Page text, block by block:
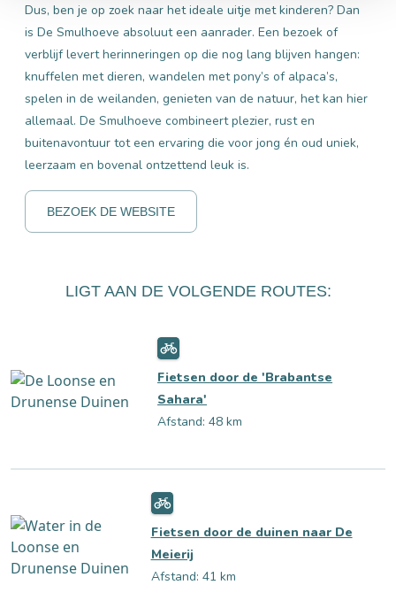
Dus, ben je op zoek naar het ideale uitje met kinderen? Dan
is De Smulhoeve absoluut een aanrader. Een bezoek of
verblijf levert herinneringen op die nog lang blijven hangen:
knuffelen met dieren, wandelen met pony’s of alpaca’s,
spelen in de weilanden, genieten van de natuur, het kan hier
allemaal. De Smulhoeve combineert plezier, rust en
buitenavontuur tot een ervaring die voor jong én oud uniek,
leerzaam en bovenal ontzettend leuk is.
BEZOEK DE WEBSITE
LIGT AAN DE VOLGENDE ROUTES:
Fietsen door de 'Brabantse
Sahara'
Afstand: 48 km
Fietsen door de duinen naar De
Meierij
Afstand: 41 km